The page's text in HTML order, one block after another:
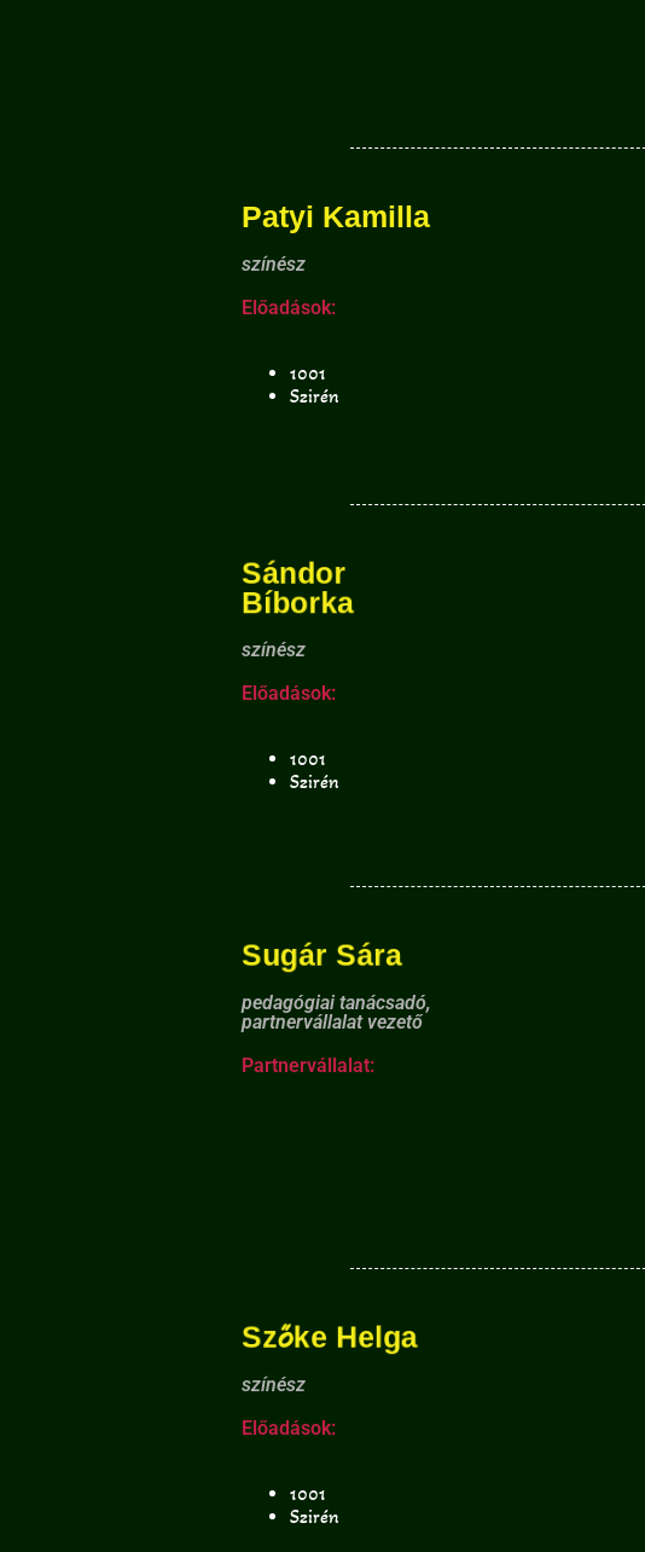
Patyi Kamilla
színész
Előadások:
1001
Szirén
Sándor
Bíborka
színész
Előadások:
1001
Szirén
Sugár Sára
pedagógiai tanácsadó,
partnervállalat vezető
Partnervállalat:
Szőke Helga
színész
Előadások:
1001
Szirén